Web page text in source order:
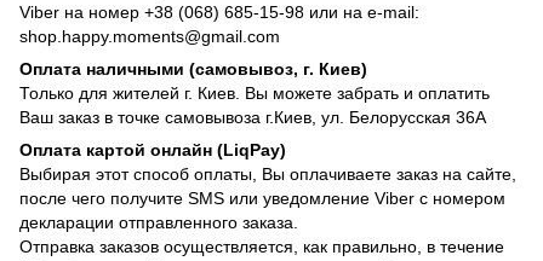
Viber на номер +38 (068) 685-15-98 или на e-mail:
shop.happy.moments@gmail.com
Оплата наличными (самовывоз, г. Киев)
Только для жителей г. Киев. Вы можете забрать и оплатить
Ваш заказ в точке самовывоза г.Киев, ул. Белорусская 36А
Оплата картой онлайн (LiqPay)
Выбирая этот способ оплаты, Вы оплачиваете заказ на сайте,
после чего получите SMS или уведомление Viber с номером
декларации отправленного заказа.
Отправка заказов осуществляется, как правильно, в течение